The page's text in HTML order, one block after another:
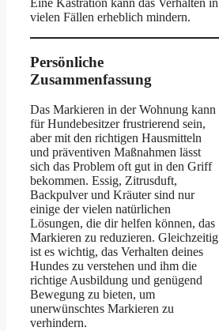
Eine Kastration kann das Verhalten in
vielen Fällen erheblich mindern.
Persönliche
Zusammenfassung
Das Markieren in der Wohnung kann
für Hundebesitzer frustrierend sein,
aber mit den richtigen Hausmitteln
und präventiven Maßnahmen lässt
sich das Problem oft gut in den Griff
bekommen. Essig, Zitrusduft,
Backpulver und Kräuter sind nur
einige der vielen natürlichen
Lösungen, die dir helfen können, das
Markieren zu reduzieren. Gleichzeitig
ist es wichtig, das Verhalten deines
Hundes zu verstehen und ihm die
richtige Ausbildung und genügend
Bewegung zu bieten, um
unerwünschtes Markieren zu
verhindern.